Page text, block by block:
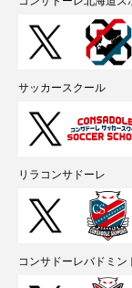
サッカースクール
リラコンサドーレ
コンサドーレバドミン